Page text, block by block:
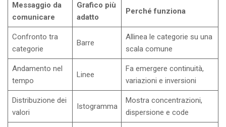
Messaggio da
comunicare
Grafico più
adatto
Perché funziona
Confronto tra
categorie
Barre
Allinea le categorie su una
scala comune
Andamento nel
tempo
Linee
Fa emergere continuità,
variazioni e inversioni
Distribuzione dei
valori
Istogramma
Mostra concentrazioni,
dispersione e code